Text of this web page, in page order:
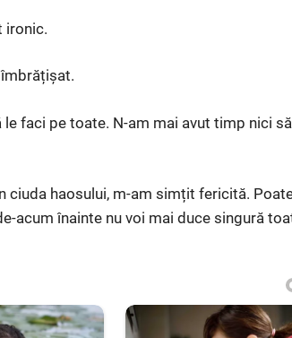
ironic.
faci pe toate. N-am mai avut timp nici
ciuda haosului, m-am simțit fericită.
acum înainte nu voi mai duce singură